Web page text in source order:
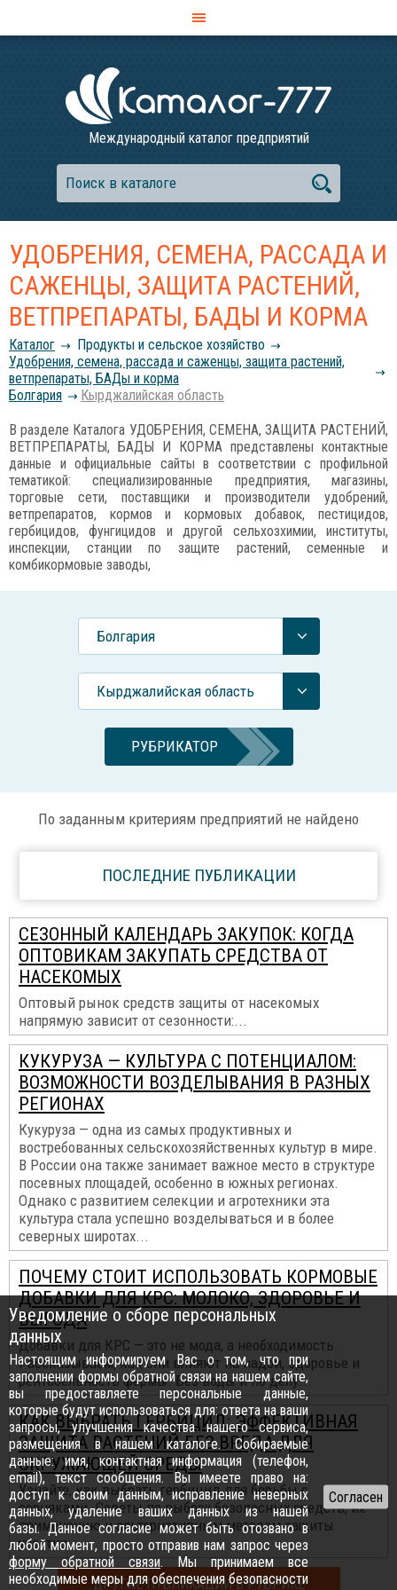
Международный каталог предприятий
УДОБРЕНИЯ, СЕМЕНА, РАССАДА И
САЖЕНЦЫ, ЗАЩИТА РАСТЕНИЙ,
ВЕТПРЕПАРАТЫ, БАДЫ И КОРМА
Каталог
Продукты и сельское хозяйство
Удобрения, семена, рассада и саженцы, защита растений,
ветпрепараты, БАДы и корма
Болгария
Кырджалийская область
В разделе Каталога УДОБРЕНИЯ, СЕМЕНА, ЗАЩИТА РАСТЕНИЙ,
ВЕТПРЕПАРАТЫ, БАДЫ И КОРМА представлены контактные
данные и официальные сайты в соответствии с профильной
тематикой: специализированные предприятия, магазины,
торговые сети, поставщики и производители удобрений,
ветпрепаратов, кормов и кормовых добавок, пестицидов,
гербицидов, фунгицидов и другой сельхозхимии, институты,
инспекции, станции по защите растений, семенные и
комбикормовые заводы,
Болгария
Кырджалийская область
РУБРИКАТОР
По заданным критериям предприятий не найдено
ПОСЛЕДНИЕ ПУБЛИКАЦИИ
СЕЗОННЫЙ КАЛЕНДАРЬ ЗАКУПОК: КОГДА
ОПТОВИКАМ ЗАКУПАТЬ СРЕДСТВА ОТ
НАСЕКОМЫХ
Оптовый рынок средств защиты от насекомых
напрямую зависит от сезонности:...
КУКУРУЗА — КУЛЬТУРА С ПОТЕНЦИАЛОМ:
ВОЗМОЖНОСТИ ВОЗДЕЛЫВАНИЯ В РАЗНЫХ
РЕГИОНАХ
Кукуруза — одна из самых продуктивных и
востребованных сельскохозяйственных культур в мире.
В России она также занимает важное место в структуре
посевных площадей, особенно в южных регионах.
Однако с развитием селекции и агротехники эта
культура стала успешно возделываться и в более
северных широтах...
ПОЧЕМУ СТОИТ ИСПОЛЬЗОВАТЬ КОРМОВЫЕ
ДОБАВКИ ДЛЯ КРС: МОЛОКО, ЗДОРОВЬЕ И
ВЫГОДА
Добавки для КРС — это не мода, а необходимость.
Рассказываем, как они влияют на надои, здоровье и
рентабельность фермы. Без воды и по делу...
КАК ВЫБРАТЬ ГЕРБИЦИД: ЭФФЕКТИВНАЯ
ЗАЩИТА РАСТЕНИЙ БЕЗ ВРЕДА ДЛЯ
ОКРУЖАЮЩЕЙ СРЕДЫ
Узнайте, как выбрать гербицид для борьбы с
сорняками. Советы по выбору безопасных средств, их
применению и альтернативным методам защиты
участка...
ДРУГИЕ ПУБЛИКАЦИИ В РУБРИКЕ
Уведомление о сборе персональных
данных
Настоящим информируем Вас о том, что при
заполнении формы обратной связи на нашем сайте,
вы предоставляете персональные данные,
которые будут использоваться для: ответа на ваши
запросы, улучшения качества нашего сервиса,
размещения в нашем каталоге. Собираемые
данные: имя, контактная информация (телефон,
email), текст сообщения. Вы имеете право на:
доступ к своим данным, исправление неверных
данных, удаление ваших данных из нашей
базы. Данное согласие может быть отозвано в
любой момент, просто отправив нам запрос через
форму обратной связи. Мы принимаем все
необходимые меры для обеспечения безопасности